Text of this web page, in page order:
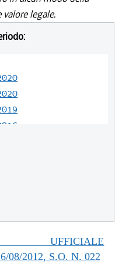
legale.
UFFICIALE
08/2012, S.O. N. 022